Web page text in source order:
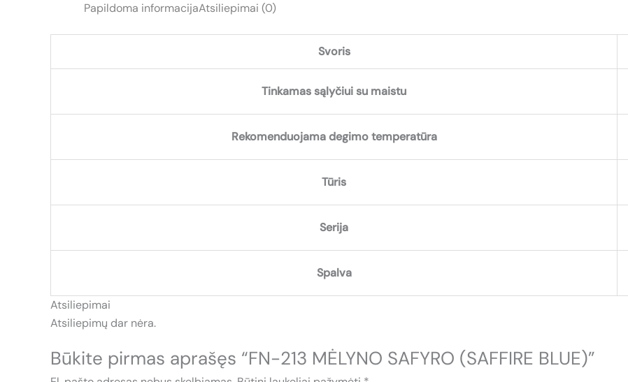
Papildoma informacijaAtsiliepimai (0)
Svoris
Tinkamas sąlyčiui su maistu
Rekomenduojama degimo temperatūra
Tūris
Serija
Spalva
Atsiliepimai
Atsiliepimų dar nėra.
Būkite pirmas aprašęs “FN-213 MĖLYNO SAFYRO (SAFFIRE BLUE)”